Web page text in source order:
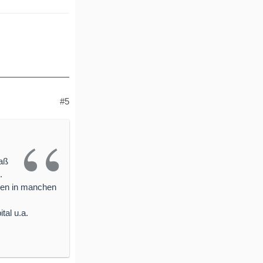
#5
in manchen
u.a.